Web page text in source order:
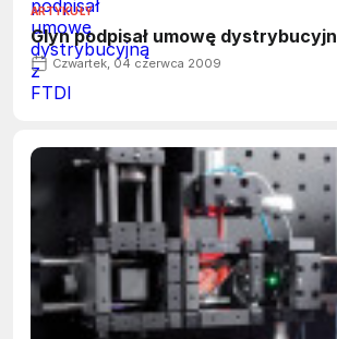
ARTYKUŁY
Glyn podpisał umowę
Czwartek, 04 czerwca 2009